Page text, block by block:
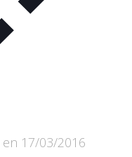
en 17/03/2016